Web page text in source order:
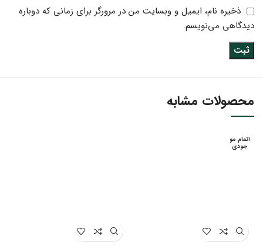
ذخیره نام، ایمیل و وبسایت من در مرورگر برای زمانی که دوباره
دیدگاهی می‌نویسم.
محصولات مشابه
اتمام مو
جودی